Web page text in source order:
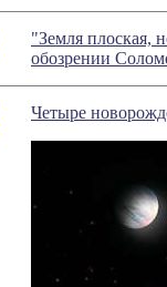
"Земля плоская,
обозрении
Четыре